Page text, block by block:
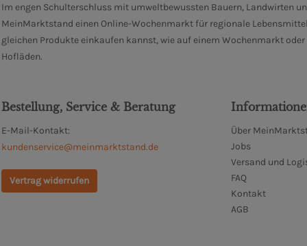
Im engen Schulterschluss mit umweltbewussten Bauern, Landwirten
MeinMarktstand einen Online-Wochenmarkt für regionale
gleichen Produkte einkaufen kannst, wie auf einem Wochenmarkt
Hofläden.
Bestellung, Service & Beratung
E-Mail-Kontakt:
kundenservice@meinmarktstand.de
Vertrag widerrufen
Über
Jobs
Versand und
FAQ
Kontakt
AGB